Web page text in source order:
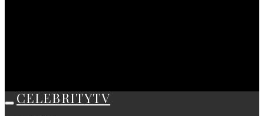
CELEBRITYTV